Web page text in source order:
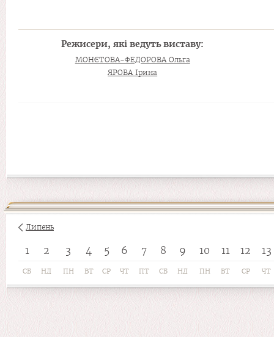
Режисери, які ведуть виставу:
МОНЄТОВА-ФЕДОРОВА Ольга
ЯРОВА Ірина
Липень
1 2 3 4 5 6 7 8 9 10 11 12 13
СБ НД ПН ВТ СР ЧТ ПТ СБ НД ПН ВТ СР ЧТ